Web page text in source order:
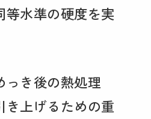
等水準の硬度を実
っき後の熱処理
き上げるための重